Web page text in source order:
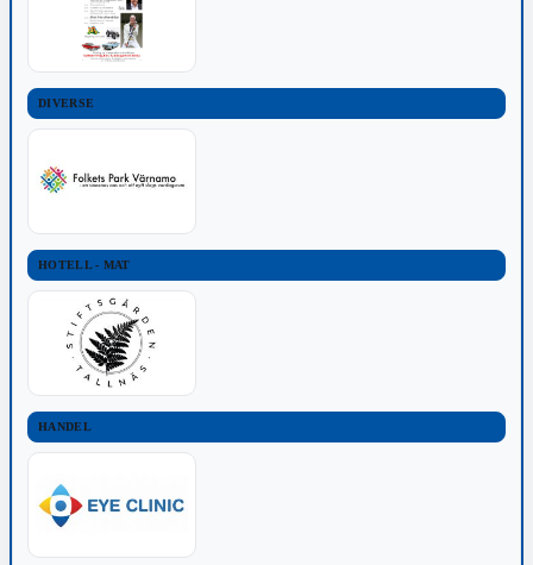
DIVERSE
HOTELL - MAT
HANDEL